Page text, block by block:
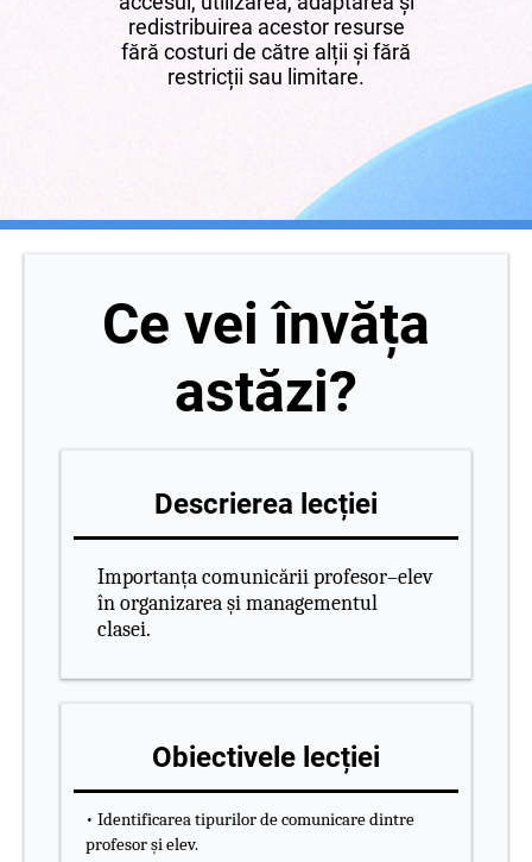
redistribuirea acestor resurse
fără costuri de către alții și fără
restricții sau limitare.
Ce vei învăța
astăzi?
Descrierea lecției
Importanța comunicării profesor–elev
în organizarea și managementul
clasei.
Obiectivele lecției
• Identificarea tipurilor de comunicare dintre
profesor și elev.